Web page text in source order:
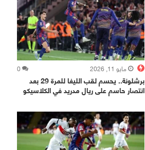
مايو 11, 2026 0
برشلونة.. يحسم لقب الليغا للمرة 29 بعد
انتصار حاسم على ريال مدريد في الكلاسيكو